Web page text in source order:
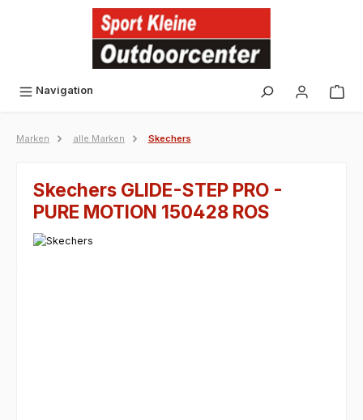
Navigation
Marken alle Marken Skechers
Skechers GLIDE-STEP PRO -
PURE MOTION 150428 ROS